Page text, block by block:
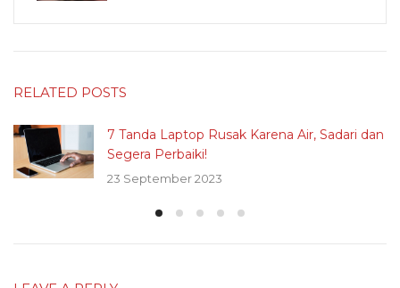
RELATED POSTS
7 Tanda Laptop Rusak Karena Air, Sadari dan
Segera Perbaiki!
23 September 2023